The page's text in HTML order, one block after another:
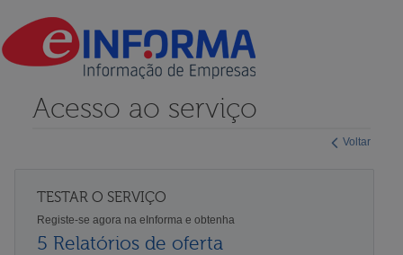
Voltar
Acesso ao serviço
TESTAR O SERVIÇO
Registe-se agora na eInforma e obtenha
5 Relatórios de oferta